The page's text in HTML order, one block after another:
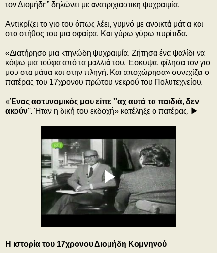
τον Διομήδη” δηλώνει με ανατριχιαστική ψυχραιμία.
Αντικρίζει το γιο του όπως λέει, γυμνό με ανοικτά μάτια και
στο στήθος του μια σφαίρα. Και γύρω γύρω πυρίτιδα.
«Διατήρησα μια κτηνώδη ψυχραιμία. Ζήτησα ένα ψαλίδι να
κόψω μια τούφα από τα μαλλιά του. Έσκυψα, φίλησα τον γιο
μου στα μάτια και στην πληγή. Και αποχώρησα» συνεχίζει ο
πατέρας του 17χρονου πρώτου νεκρού του Πολυτεχνείου.
«Ένας αστυνομικός μου είπε ''αχ αυτά τα παιδιά, δεν
ακούν''. Ήταν η δική του εκδοχή» κατέληξε ο πατέρας. ▶️
Η ιστορία του 17χρονου Διομήδη Κομνηνού